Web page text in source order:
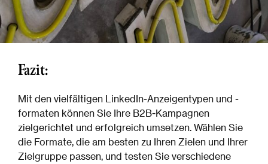
Fazit:
Mit den vielfältigen LinkedIn-Anzeigentypen und -
formaten können Sie Ihre B2B-Kampagnen
zielgerichtet und erfolgreich umsetzen. Wählen Sie
die Formate, die am besten zu Ihren Zielen und Ihrer
Zielgruppe passen, und testen Sie verschiedene